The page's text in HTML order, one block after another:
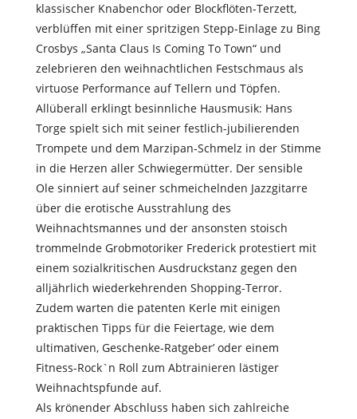
klassischer Knabenchor oder Blockflöten-Terzett,
verblüffen mit einer spritzigen Stepp-Einlage zu Bing
Crosbys „Santa Claus Is Coming To Town“ und
zelebrieren den weihnachtlichen Festschmaus als
virtuose Performance auf Tellern und Töpfen.
Allüberall erklingt besinnliche Hausmusik: Hans
Torge spielt sich mit seiner festlich-jubilierenden
Trompete und dem Marzipan-Schmelz in der Stimme
in die Herzen aller Schwiegermütter. Der sensible
Ole sinniert auf seiner schmeichelnden Jazzgitarre
über die erotische Ausstrahlung des
Weihnachtsmannes und der ansonsten stoisch
trommelnde Grobmotoriker Frederick protestiert mit
einem sozialkritischen Ausdruckstanz gegen den
alljährlich wiederkehrenden Shopping-Terror.
Zudem warten die patenten Kerle mit einigen
praktischen Tipps für die Feiertage, wie dem
ultimativen‚ Geschenke-Ratgeber’ oder einem
Fitness-Rock`n Roll zum Abtrainieren lästiger
Weihnachtspfunde auf.
Als krönender Abschluss haben sich zahlreiche